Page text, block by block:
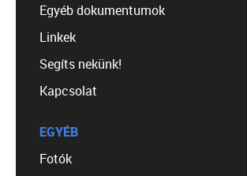
Egyéb dokumentumok
Linkek
Segíts nekünk!
Kapcsolat
EGYÉB
Fotók